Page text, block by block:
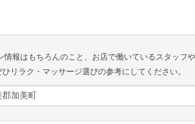
報はもちろんのこと、お店で働いているスタッフ
リラク・マッサージ選びの参考にしてください。
郡加美町